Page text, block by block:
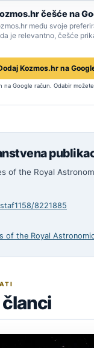
češće na
među svoje
je relevantno, češće
Kozmos.hr na
na Google račun. Odabir
of the Royal
8221885
of the Royal
članci